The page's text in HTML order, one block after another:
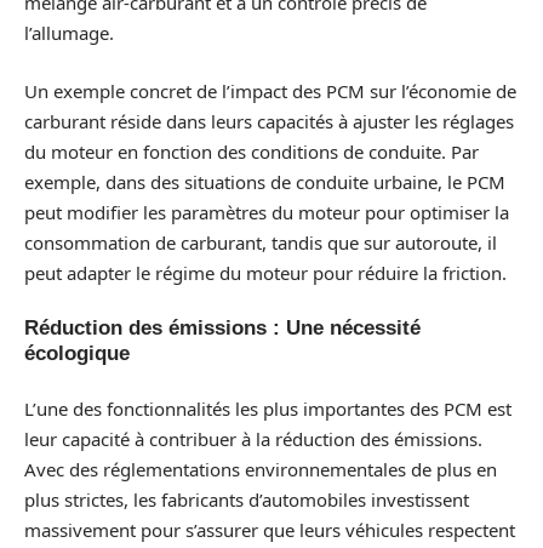
l’allumage.
Un exemple concret de l’impact des PCM sur l’économie de
carburant réside dans leurs capacités à ajuster les réglages
du moteur en fonction des conditions de conduite. Par
exemple, dans des situations de conduite urbaine, le PCM
peut modifier les paramètres du moteur pour optimiser la
consommation de carburant, tandis que sur autoroute, il
peut adapter le régime du moteur pour réduire la friction.
Réduction des émissions : Une nécessité
écologique
L’une des fonctionnalités les plus importantes des PCM est
leur capacité à contribuer à la réduction des émissions.
Avec des réglementations environnementales de plus en
plus strictes, les fabricants d’automobiles investissent
massivement pour s’assurer que leurs véhicules respectent